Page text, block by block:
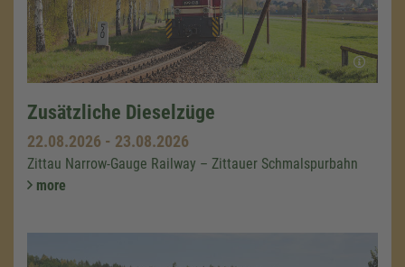
Zusätzliche Dieselzüge
22.08.2026 - 23.08.2026
Zittau Narrow-Gauge Railway – Zittauer Schmalspurbahn
more